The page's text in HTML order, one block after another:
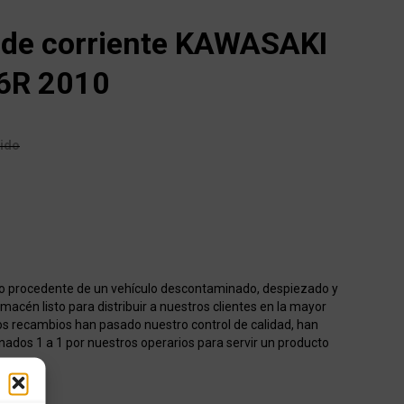
corriente KAWASAKI
2010
procedente de un vehículo descontaminado, despiezado y
listo para distribuir a nuestros clientes en la mayor
recambios han pasado nuestro control de calidad, han
1 a 1 por nuestros operarios para servir un producto